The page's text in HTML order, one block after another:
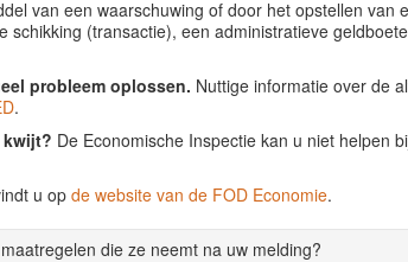
van een waarschuwing of door het opstellen van
(transactie), een administratieve
probleem oplossen. Nuttige informatie over de
.
De Economische Inspectie kan u niet helpen
u op de website van de FOD Economie.
die ze neemt na uw melding?